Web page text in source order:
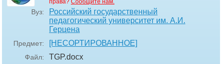
права? Сообщите нам.
Вуз:
Российский государственный
педагогический университет им. А.И.
Герцена
Предмет: [НЕСОРТИРОВАННОЕ]
Файл: TGP.docx